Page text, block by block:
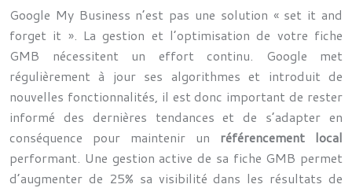
Google My Business n’est pas une solution « set it and
forget it ». La gestion et l’optimisation de votre fiche
GMB nécessitent un effort continu. Google met
régulièrement à jour ses algorithmes et introduit de
nouvelles fonctionnalités, il est donc important de rester
informé des dernières tendances et de s’adapter en
conséquence pour maintenir un référencement local
performant. Une gestion active de sa fiche GMB permet
d’augmenter de 25% sa visibilité dans les résultats de